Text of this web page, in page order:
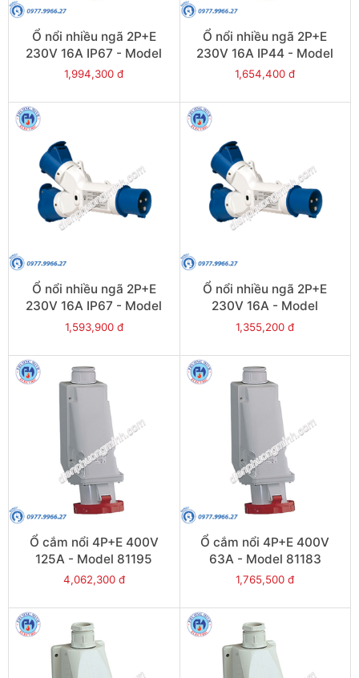
Ổ nổi nhiều ngã 2P+E
230V 16A IP67 - Model
PKZM709
1,994,300 đ
Ổ nổi nhiều ngã 2P+E
230V 16A IP44 - Model
PKZM409
1,654,400 đ
Ổ nổi nhiều ngã 2P+E
230V 16A IP67 - Model
PKZM703
1,593,900 đ
Ổ nổi nhiều ngã 2P+E
230V 16A - Model
PKZM403
1,355,200 đ
Ổ cắm nổi 4P+E 400V
125A - Model 81195
4,062,300 đ
Ổ cắm nổi 4P+E 400V
63A - Model 81183
1,765,500 đ